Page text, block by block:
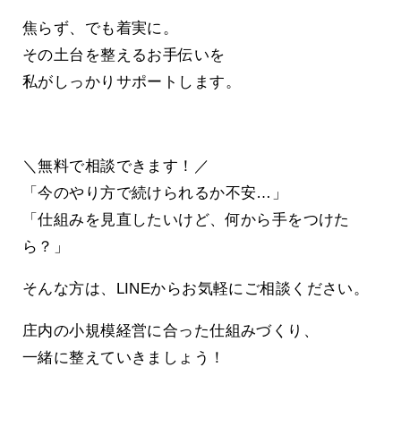
焦らず、でも着実に。
その土台を整えるお手伝いを
私がしっかりサポートします。
＼無料で相談できます！／
「今のやり方で続けられるか不安…」
「仕組みを見直したいけど、何から手をつけた
ら？」
そんな方は、LINEからお気軽にご相談ください。
庄内の小規模経営に合った仕組みづくり、
一緒に整えていきましょう！